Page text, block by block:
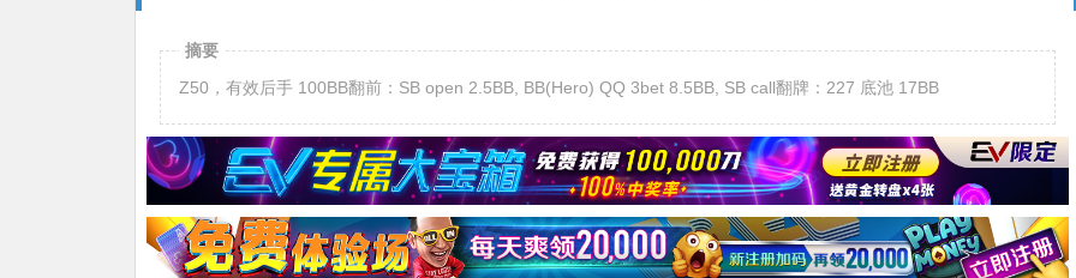
摘要
Z50，有效后手 100BB翻前：SB open 2.5BB, BB(Hero) QQ 3bet 8.5BB, SB call翻牌：227 底池 17BB